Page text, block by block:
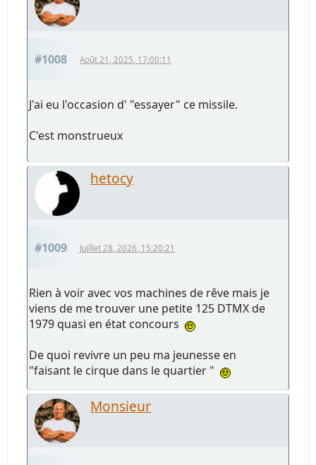
#1008 Août 21, 2025, 17:00:11
J'ai eu l'occasion d' "essayer" ce missile.
C'est monstrueux
hetocy
#1009 Juillet 28, 2026, 15:20:21
Rien à voir avec vos machines de rêve mais je
viens de me trouver une petite 125 DTMX de
1979 quasi en état concours
De quoi revivre un peu ma jeunesse en
"faisant le cirque dans le quartier "
Monsieur